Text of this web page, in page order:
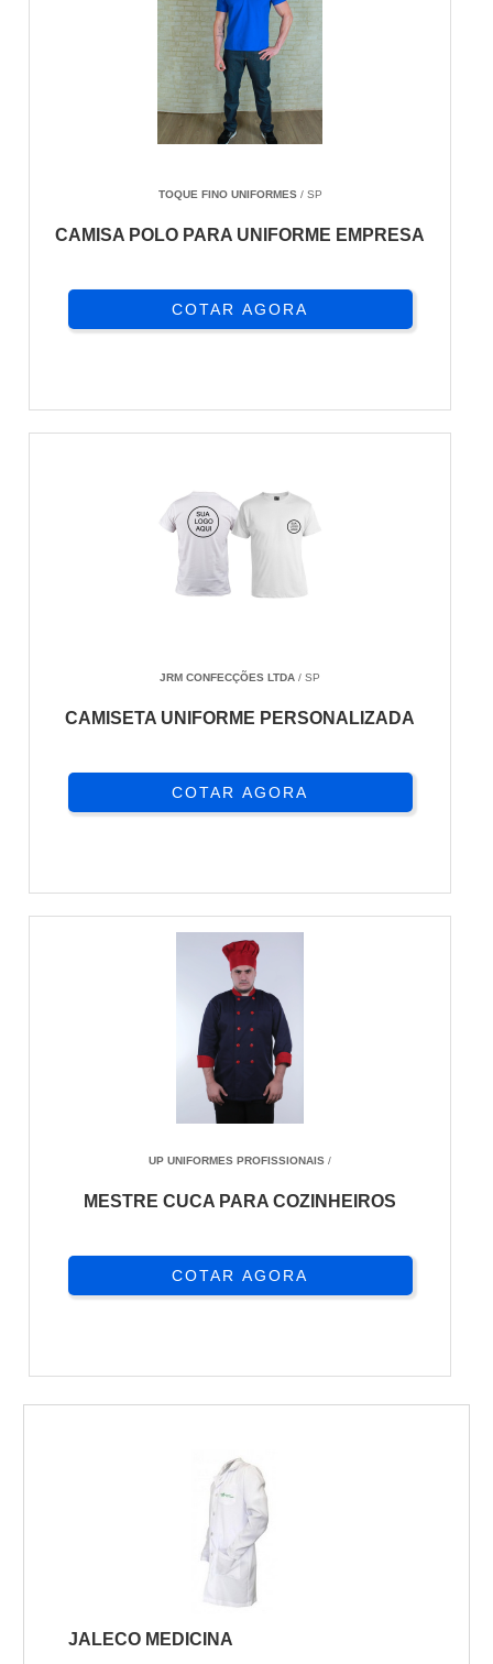
TOQUE FINO UNIFORMES/ SP
CAMISA POLO PARA UNIFORME EMPRESA
COTAR AGORA
JRM CONFECÇÕES LTDA / SP
CAMISETA UNIFORME PERSONALIZADA
COTAR AGORA
UP UNIFORMES PROFISSIONAIS /
MESTRE CUCA PARA COZINHEIROS
COTAR AGORA
JALECO MEDICINA